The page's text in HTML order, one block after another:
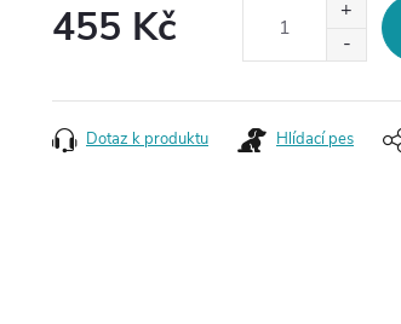
455 Kč
Dotaz k produktu Hlídací pes